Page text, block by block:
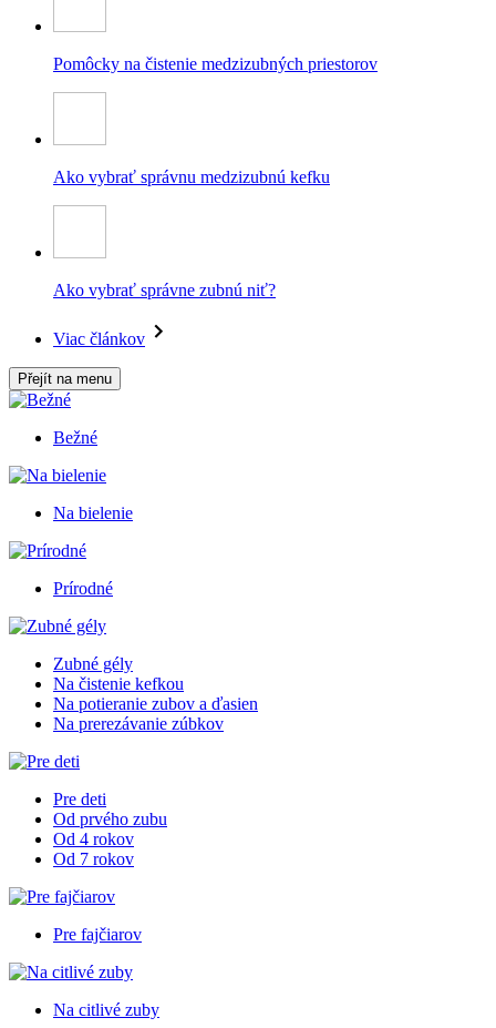
Pomôcky na čistenie medzizubných priestorov
Ako vybrať správnu medzizubnú kefku
Ako vybrať správne zubnú niť?
Viac článkov
Přejít na menu
Bežné
Na bielenie
Prírodné
Zubné gély
Na čistenie kefkou
Na potieranie zubov a ďasien
Na prerezávanie zúbkov
Pre deti
Od prvého zubu
Od 4 rokov
Od 7 rokov
Pre fajčiarov
Na citlivé zuby